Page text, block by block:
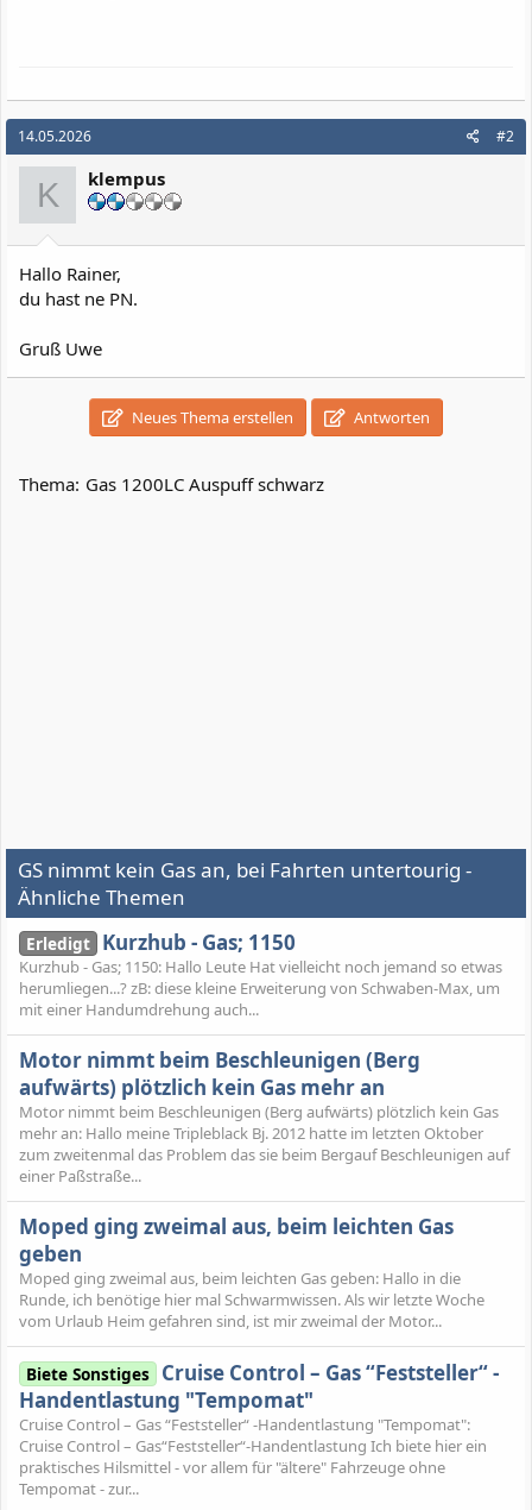
14.05.2026 #2
K klempus
Hallo Rainer,
du hast ne PN.
Gruß Uwe
Neues Thema erstellen Antworten
Thema: Gas 1200LC Auspuff schwarz
GS nimmt kein Gas an, bei Fahrten untertourig -
Ähnliche Themen
Erledigt Kurzhub - Gas; 1150
Kurzhub - Gas; 1150: Hallo Leute Hat vielleicht noch jemand so etwas
herumliegen...? zB: diese kleine Erweiterung von Schwaben-Max, um
mit einer Handumdrehung auch...
Motor nimmt beim Beschleunigen (Berg
aufwärts) plötzlich kein Gas mehr an
Motor nimmt beim Beschleunigen (Berg aufwärts) plötzlich kein Gas
mehr an: Hallo meine Tripleblack Bj. 2012 hatte im letzten Oktober
zum zweitenmal das Problem das sie beim Bergauf Beschleunigen auf
einer Paßstraße...
Moped ging zweimal aus, beim leichten Gas
geben
Moped ging zweimal aus, beim leichten Gas geben: Hallo in die
Runde, ich benötige hier mal Schwarmwissen. Als wir letzte Woche
vom Urlaub Heim gefahren sind, ist mir zweimal der Motor...
Biete Sonstiges Cruise Control – Gas “Feststeller“ -
Handentlastung "Tempomat"
Cruise Control – Gas “Feststeller“ -Handentlastung "Tempomat":
Cruise Control – Gas“Feststeller“-Handentlastung Ich biete hier ein
praktisches Hilsmittel - vor allem für "ältere" Fahrzeuge ohne
Tempomat - zur...